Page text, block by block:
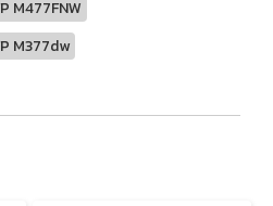
M477FNW
M377dw